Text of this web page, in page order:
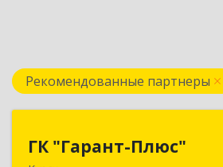
Рекомендованные партнеры
ГК "Гарант-Плюс"